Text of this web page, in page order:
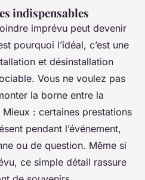
indispensables
imprévu peut devenir
pourquoi l’idéal, c’est une
et désinstallation
Vous ne voulez pas
la borne entre la
: certaines prestations
pendant l’événement,
ou de question. Même si
ce simple détail rassure